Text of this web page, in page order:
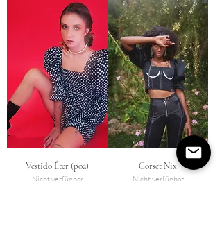
Vestido Éter (poá)
Nicht verfügbar
Corset Nix
Nicht verfügbar